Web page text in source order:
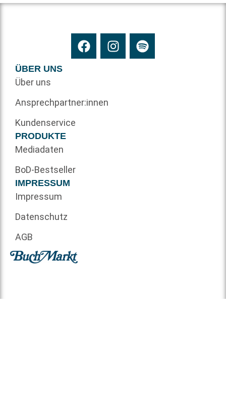
ÜBER UNS
Über uns
Ansprechpartner:innen
Kundenservice
PRODUKTE
Mediadaten
BoD-Bestseller
IMPRESSUM
Impressum
Datenschutz
AGB